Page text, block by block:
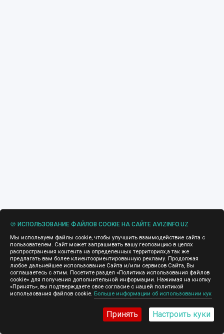
🍪 ИСПОЛЬЗОВАНИЕ ФАЙЛОВ COOKIE НА САЙТЕ AVIZINFO.UZ
Мы используем файлы cookie, чтобы улучшить взаимодействие сайта с
пользователем. Сайт может запрашивать вашу геопозицию в целях
распространения контента на определенных территориях,а так же
предлагать вам более клиентоориентированную рекламу. Продолжая
любое дальнейшее использование Сайта и/или сервисов Сайта, Вы
соглашаетесь с этим. Посетите раздел «Политика использования файлов
cookie» для получения дополнительной информации. Нажимая на кнопку
«Принять», вы подтверждаете свое согласие с нашей политикой
использования файлов cookie. Больше информации об использовании кук
Принять Настроить куки